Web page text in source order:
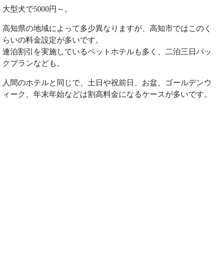
大型犬で5000円～。
高知県の地域によって多少異なりますが、高知市ではこのく
らいの料金設定が多いです。
連泊割引を実施しているペットホテルも多く、二泊三日パッ
クプランなども。
人間のホテルと同じで、土日や祝前日、お盆、ゴールデンウ
ィーク、年末年始などは割高料金になるケースが多いです。